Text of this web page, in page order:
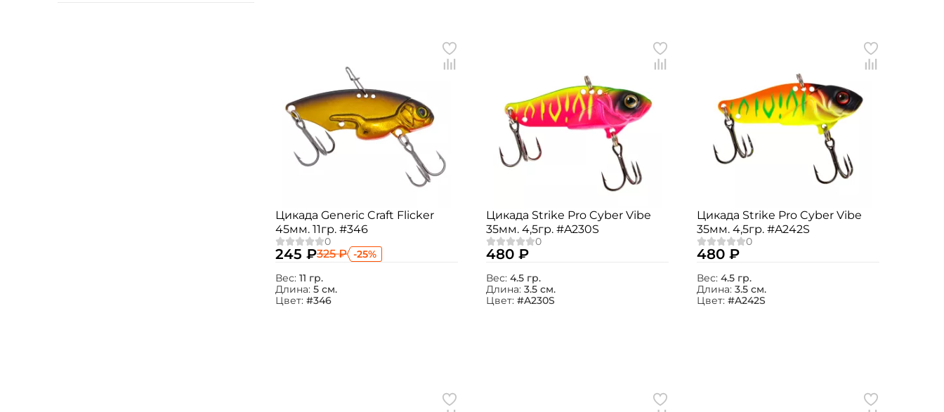
Цикада Generic Craft Flicker
45мм. 11гр. #346
245 ₽325 ₽ -25%
Вес: 11 гр.
Длина: 5 см.
Цвет: #346
Цикада Strike Pro Cyber Vibe
35мм. 4,5гр. #A230S
480 ₽
Вес: 4.5 гр.
Длина: 3.5 см.
Цвет: #A230S
Цикада Strike Pro Cyber Vibe
35мм. 4,5гр. #A242S
480 ₽
Вес: 4.5 гр.
Длина: 3.5 см.
Цвет: #A242S